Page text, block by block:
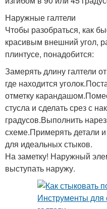
Наружные галтели
Чтобы разобраться, как
красивым внешний угол,
плинтусе, понадобится:
Замерять длину галтели
где находится
отметку
стусла и сделать срез с
градусов.Выполнить
схеме.Примерять детали
для идеальных стыков.
На заметку! Наружный
выступать наружу.